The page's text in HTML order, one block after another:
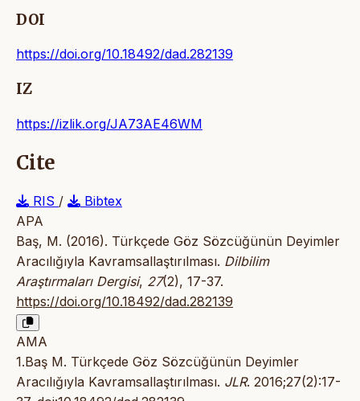
DOI
https://doi.org/10.18492/dad.282139
IZ
https://izlik.org/JA73AE46WM
Cite
RIS /
Bibtex
APA
Baş, M. (2016). Türkçede Göz Sözcüğünün Deyimler
Aracılığıyla Kavramsallaştırılması. Dilbilim
Araştırmaları Dergisi, 27(2), 17-37.
https://doi.org/10.18492/dad.282139
AMA
1.Baş M. Türkçede Göz Sözcüğünün Deyimler
Aracılığıyla Kavramsallaştırılması. JLR. 2016;27(2):17-